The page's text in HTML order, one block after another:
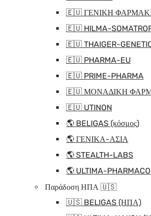
🇪🇺 ΓΕΝΙΚΗ
🇪🇺 HILMA-
🇪🇺 THAIGER-
🇪🇺 PHARMA-EU
🇪🇺 PRIME-PHARMA
🇪🇺 ΜΟΝΑΔΙΚΗ
🇪🇺 UTINON
🌎 BELIGAS (κόσμος)
🌎 ΓΕΝΙΚΑ-ΑΣΙΑ
🌎 STEALTH-LABS
🌎 ULTIMA-
Παράδοση ΗΠΑ 🇺🇸
🇺🇸 BELIGAS (ΗΠΑ)